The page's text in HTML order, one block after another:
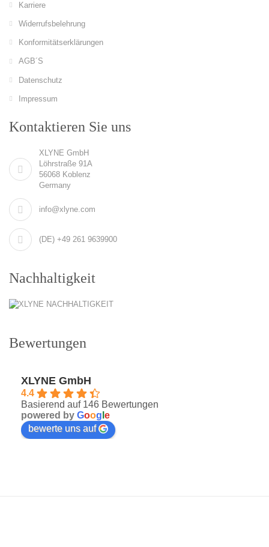
Karriere
Widerrufsbelehrung
Konformitätserklärungen
AGB´S
Datenschutz
Impressum
Kontaktieren Sie uns
XLYNE GmbH
Löhrstraße 91A
56068 Koblenz
Germany
info@xlyne.com
(DE) +49 261 9639900
Nachhaltigkeit
Bewertungen
XLYNE GmbH
4.4
Basierend auf 146 Bewertungen
powered by Goog e
bewerte uns auf